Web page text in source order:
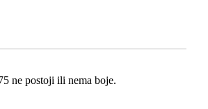
ne postoji ili nema boje.